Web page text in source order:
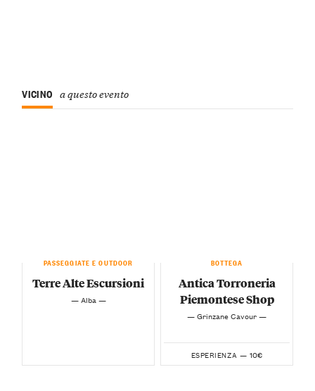
VICINO a questo evento
PASSEGGIATE E OUTDOOR
Terre Alte Escursioni
— Alba —
BOTTEGA
Antica Torroneria
Piemontese Shop
— Grinzane Cavour —
ESPERIENZA — 10€